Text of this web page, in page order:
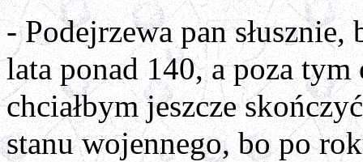
- Podejrzewa pan
lata ponad 140, a poza
chciałbym jeszcze
stanu wojennego, bo po